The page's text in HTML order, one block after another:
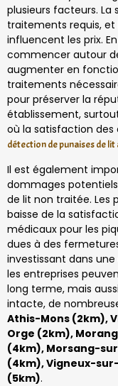
plusieurs facteurs. La
traitements requis,
influencent les prix.
commencer autour
augmenter en
traitements
pour préserver la
établissement,
où la satisfaction des
détection de punaises de lit
Il est également
dommages
de lit non traitée. Les
baisse de la
médicaux pour les
dues à des
investissant dans
les entreprises
long terme, mais
intacte, de
Athis-Mons (2km),
Orge (2km),
(4km), Morsang-
(4km), Vigneux-
(5km).